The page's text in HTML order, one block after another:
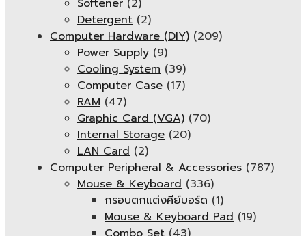
Softener (2)
Detergent (2)
Computer Hardware (DIY) (209)
Power Supply (9)
Cooling System (39)
Computer Case (17)
RAM (47)
Graphic Card (VGA) (70)
Internal Storage (20)
LAN Card (2)
Computer Peripheral & Accessories (787)
Mouse & Keyboard (336)
กรอบตกแต่งคีย์บอร์ด (1)
Mouse & Keyboard Pad (19)